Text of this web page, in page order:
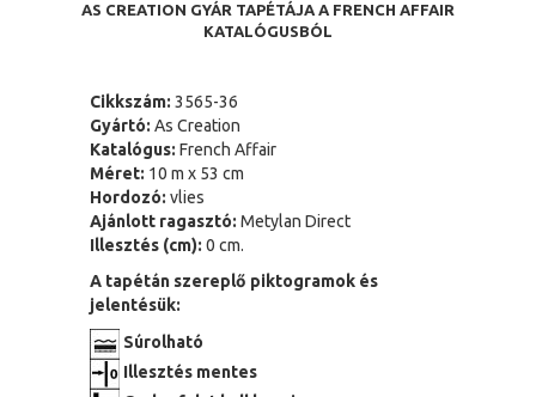
AS CREATION GYÁR TAPÉTÁJA A FRENCH AFFAIR
KATALÓGUSBÓL
Cikkszám: 3565-36
Gyártó: As Creation
Katalógus: French Affair
Méret: 10 m x 53 cm
Hordozó: vlies
Ajánlott ragasztó: Metylan Direct
Illesztés (cm): 0 cm.
A tapétán szereplő piktogramok és
jelentésük:
Súrolható
Illesztés mentes